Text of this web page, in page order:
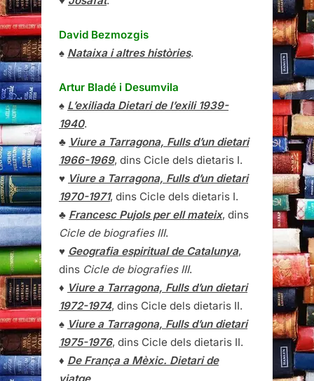
David Bezmozgis
♠ Nataixa i altres històries.
Artur Bladé i Desumvila
♠ L’exiliada Dietari de l’exili 1939-
1940.
♣ Viure a Tarragona, Fulls d’un dietari
1966-1969, dins Cicle dels dietaris I.
♥ Viure a Tarragona, Fulls d’un dietari
1970-1971, dins Cicle dels dietaris I.
♣ Francesc Pujols per ell mateix, dins
Cicle de biografies III.
♥ Geografia espiritual de Catalunya,
dins Cicle de biografies III.
♦ Viure a Tarragona, Fulls d’un dietari
1972-1974, dins Cicle dels dietaris II.
♠ Viure a Tarragona, Fulls d’un dietari
1975-1976, dins Cicle dels dietaris II.
♦ De França a Mèxic. Dietari de
viatge.